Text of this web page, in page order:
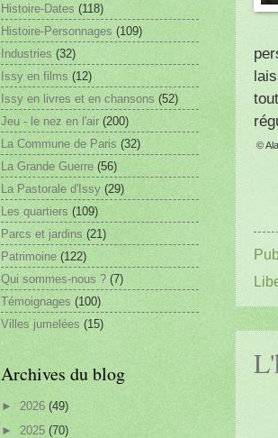
©
Histoire-Dates (118)
Histoire-Personnages (109)
Industries (32)
Issy en films (12)
Issy en livres et en chansons (52)
Jeu - le nez en l'air (200)
La Commune de Paris (32)
La Grande Guerre (56)
La Pastorale d'Issy (29)
Les quartiers (109)
Parcs et jardins (21)
Patrimoine (122)
Qui sommes-nous ? (7)
Témoignages (100)
Villes jumelées (15)
Archives du blog
► 2026 (49)
► 2025 (70)